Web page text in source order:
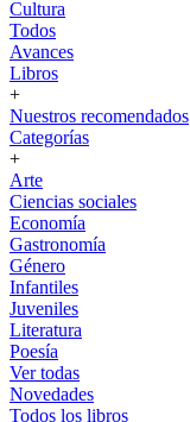
Cultura
Todos
Avances
Libros
+
Nuestros recomendados
Categorías
+
Arte
Ciencias sociales
Economía
Gastronomía
Género
Infantiles
Juveniles
Literatura
Poesía
Ver todas
Novedades
Todos los libros